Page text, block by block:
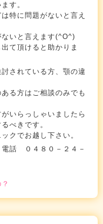
す。
特に問題がないと言え
いと言えます(^O^)
て頂けると助かりま
されている方、顎の違
る方はご相談のみでも
いらっしゃいましたら
べきです。
クでお越し下さい。
話 ０４８０－２４－